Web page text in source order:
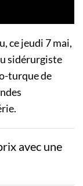
ce jeudi 7 mai,
sidérurgiste
turque de
avec une